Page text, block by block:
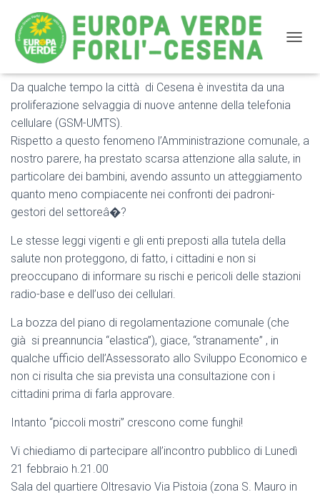
Elettrosmog: incontro pubblico il 21 febbraio a Cesena
Da qualche tempo la città di Cesena è investita da una
proliferazione selvaggia di nuove antenne della telefonia
cellulare (GSM-UMTS).
Rispetto a questo fenomeno l’Amministrazione comunale, a
nostro parere, ha prestato scarsa attenzione alla salute, in
particolare dei bambini, avendo assunto un atteggiamento
quanto meno compiacente nei confronti dei padroni-
gestori del settoreâ�?
Le stesse leggi vigenti e gli enti preposti alla tutela della
salute non proteggono, di fatto, i cittadini e non si
preoccupano di informare su rischi e pericoli delle stazioni
radio-base e dell’uso dei cellulari.
La bozza del piano di regolamentazione comunale (che
già si preannuncia “elastica”), giace, “stranamente” , in
qualche ufficio dell’Assessorato allo Sviluppo Economico e
non ci risulta che sia prevista una consultazione con i
cittadini prima di farla approvare.
Intanto “piccoli mostri” crescono come funghi!
Vi chiediamo di partecipare all’incontro pubblico di Lunedì
21 febbraio h.21.00
Sala del quartiere Oltresavio Via Pistoia (zona S. Mauro in